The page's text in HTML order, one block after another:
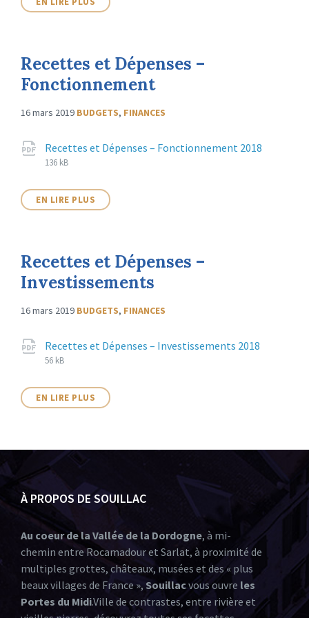
Recettes et Dépenses –
Fonctionnement
16 mars 2019 BUDGETS, FINANCES
Recettes et Dépenses – Fonctionnement 2018
136 kB
EN LIRE PLUS
Recettes et Dépenses –
Investissements
16 mars 2019 BUDGETS, FINANCES
Recettes et Dépenses – Investissements 2018
56 kB
EN LIRE PLUS
À PROPOS DE SOUILLAC
Au coeur de la Vallée de la Dordogne, à mi-
chemin entre Rocamadour et Sarlat, à proximité de
multiples grottes, châteaux, musées et des « plus
beaux villages de France », Souillacvous ouvre les
Portes du Midi.Ville de contrastes, entre rivière et